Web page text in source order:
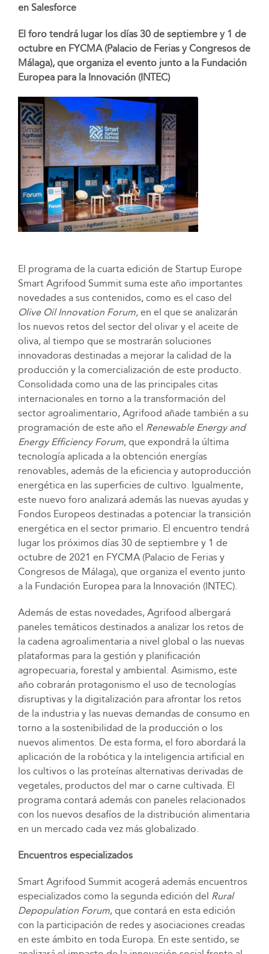
en Salesforce
El foro tendrá lugar los días 30 de septiembre y 1 de
octubre en FYCMA (Palacio de Ferias y Congresos de
Málaga), que organiza el evento junto a la Fundación
Europea para la Innovación (INTEC)
El programa de la cuarta edición de Startup Europe
Smart Agrifood Summit suma este año importantes
novedades a sus contenidos, como es el caso del
Olive Oil Innovation Forum, en el que se analizarán
los nuevos retos del sector del olivar y el aceite de
oliva, al tiempo que se mostrarán soluciones
innovadoras destinadas a mejorar la calidad de la
producción y la comercialización de este producto.
Consolidada como una de las principales citas
internacionales en torno a la transformación del
sector agroalimentario, Agrifood añade también a su
programación de este año el Renewable Energy and
Energy Efficiency Forum, que expondrá la última
tecnología aplicada a la obtención energías
renovables, además de la eficiencia y autoproducción
energética en las superficies de cultivo. Igualmente,
este nuevo foro analizará además las nuevas ayudas y
Fondos Europeos destinadas a potenciar la transición
energética en el sector primario. El encuentro tendrá
lugar los próximos días 30 de septiembre y 1 de
octubre de 2021 en FYCMA (Palacio de Ferias y
Congresos de Málaga), que organiza el evento junto
a la Fundación Europea para la Innovación (INTEC).
Además de estas novedades, Agrifood albergará
paneles temáticos destinados a analizar los retos de
la cadena agroalimentaria a nivel global o las nuevas
plataformas para la gestión y planificación
agropecuaria, forestal y ambiental. Asimismo, este
año cobrarán protagonismo el uso de tecnologías
disruptivas y la digitalización para afrontar los retos
de la industria y las nuevas demandas de consumo en
torno a la sostenibilidad de la producción o los
nuevos alimentos. De esta forma, el foro abordará la
aplicación de la robótica y la inteligencia artificial en
los cultivos o las proteínas alternativas derivadas de
vegetales, productos del mar o carne cultivada. El
programa contará además con paneles relacionados
con los nuevos desafíos de la distribución alimentaria
en un mercado cada vez más globalizado.
Encuentros especializados
Smart Agrifood Summit acogerá además encuentros
especializados como la segunda edición del Rural
Depopulation Forum, que contará en esta edición
con la participación de redes y asociaciones creadas
en este ámbito en toda Europa. En este sentido, se